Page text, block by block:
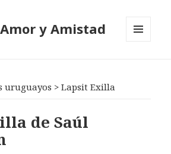
y Amistad
uruguayos >Lapsit Exilla
de Saúl